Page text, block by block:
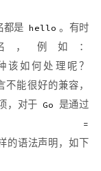
都是 hello 。有时
例如：
该如何处理呢？
不能很好的兼容，
，对于 Go 是通过
=
的语法声明，如下